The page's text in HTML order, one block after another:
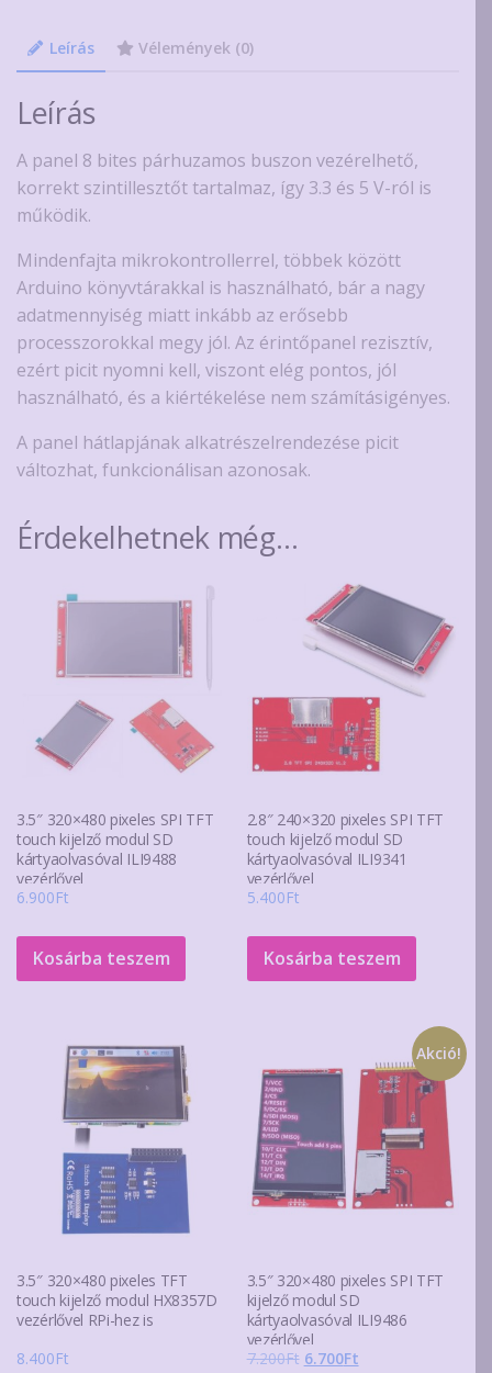
Leírás Vélemények (0)
Leírás
A panel 8 bites párhuzamos buszon vezérelhető,
korrekt szintillesztőt tartalmaz, így 3.3 és 5 V-ról is
működik.
Mindenfajta mikrokontrollerrel, többek között
Arduino könyvtárakkal is használható, bár a nagy
adatmennyiség miatt inkább az erősebb
processzorokkal megy jól. Az érintőpanel rezisztív,
ezért picit nyomni kell, viszont elég pontos, jól
használható, és a kiértékelése nem számításigényes.
A panel hátlapjának alkatrészelrendezése picit
változhat, funkcionálisan azonosak.
Érdekelhetnek még…
3.5″ 320×480 pixeles SPI TFT
touch kijelző modul SD
kártyaolvasóval ILI9488
vezérlővel
6.900Ft
Kosárba teszem
2.8″ 240×320 pixeles SPI TFT
touch kijelző modul SD
kártyaolvasóval ILI9341
vezérlővel
5.400Ft
Kosárba teszem
3.5″ 320×480 pixeles TFT
touch kijelző modul HX8357D
vezérlővel RPi-hez is
8.400Ft
Akció!
3.5″ 320×480 pixeles SPI TFT
kijelző modul SD
kártyaolvasóval ILI9486
vezérlővel
7.200Ft Original
6.700FtCurrent